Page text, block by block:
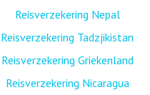
Reisverzekering Nepal
Reisverzekering Tadzjikistan
Reisverzekering Griekenland
Reisverzekering Nicaragua